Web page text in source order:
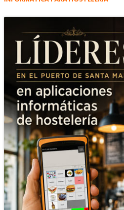
Barra
principal